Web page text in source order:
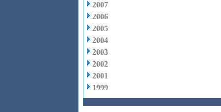
2007
2006
2005
2004
2003
2002
2001
1999